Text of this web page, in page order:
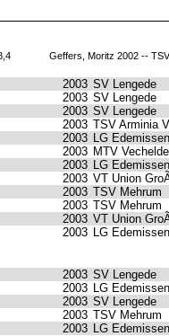
Geffers, Moritz 2002 --
2003 SV Lengede
2003 SV Lengede
2003 SV Lengede
2003 TSV Arminia
2003 LG
2003 MTV Vechelde
2003 LG
2003 VT Union
2003 TSV Mehrum
2003 TSV Mehrum
2003 VT Union
2003 LG
2003 SV Lengede
2003 LG
2003 SV Lengede
2003 TSV Mehrum
2003 LG